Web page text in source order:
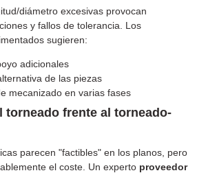
diámetro excesivas provocan
y fallos de tolerancia. Los
sugieren:
adicionales
de las piezas
mecanizado en varias fases
torneado frente al torneado-
parecen "factibles" en los planos, pero
el coste. Un experto proveedor